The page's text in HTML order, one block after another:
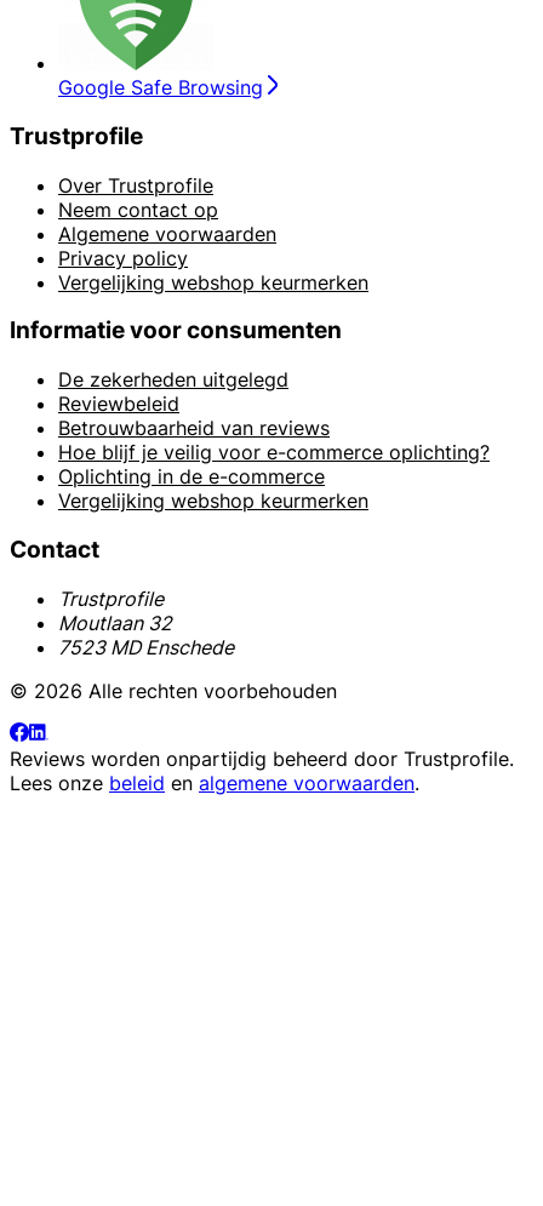
Google Safe Browsing
Trustprofile
Over Trustprofile
Neem contact op
Algemene voorwaarden
Privacy policy
Vergelijking webshop keurmerken
Informatie voor consumenten
De zekerheden uitgelegd
Reviewbeleid
Betrouwbaarheid van reviews
Hoe blijf je veilig voor e-commerce oplichting?
Oplichting in de e-commerce
Vergelijking webshop keurmerken
Contact
Trustprofile
Moutlaan 32
7523 MD Enschede
© 2026 Alle rechten voorbehouden
Reviews worden onpartijdig beheerd door Trustprofile.
Lees onze beleid en algemene voorwaarden.